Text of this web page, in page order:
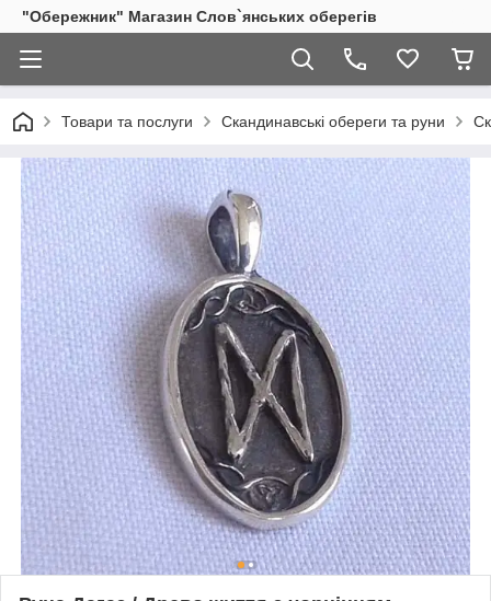
"Обережник" Магазин Слов`янських оберегів
Товари та послуги Скандинавські обереги та руни